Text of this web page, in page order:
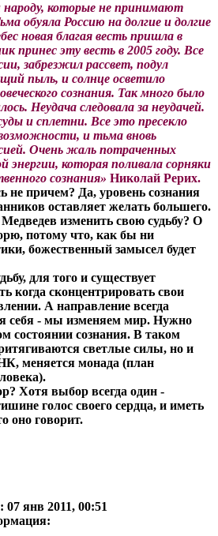
народу, которые не принимают
обуяла Россию на долгие и долгие
новая благая весть пришла в
принес эту весть в 2005 году. Все
забрезжил рассвет, подул
пыль, и солнце осветило
сознания. Так много было
Неудача следовала за неудачей.
и сплетни. Все это пресекло
и тьма вновь
Очень жаль потраченных
энергии, которая поливала сорняки
сознания» Николай Рерих.
не причем? Да, уровень сознания
оставляет желать большего.
изменить свою судьбу? О
потому что, как бы ни
божественный замысел будет
для того и существует
когда сконцентрировать свои
А направление всегда
себя - мы изменяем мир. Нужно
состоянии сознания. В таком
светлые силы, но и
меняется монада (план
Хотя выбор всегда один -
голос своего сердца, и иметь
оно говорит.
07 янв 2011, 00:51